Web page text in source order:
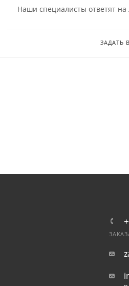
Наши специалисты ответят
ЗАДАТЬ